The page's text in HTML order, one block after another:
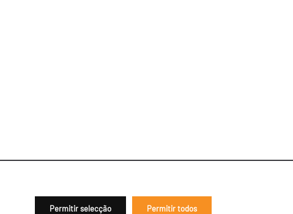
Permitir selecção Permitir todos